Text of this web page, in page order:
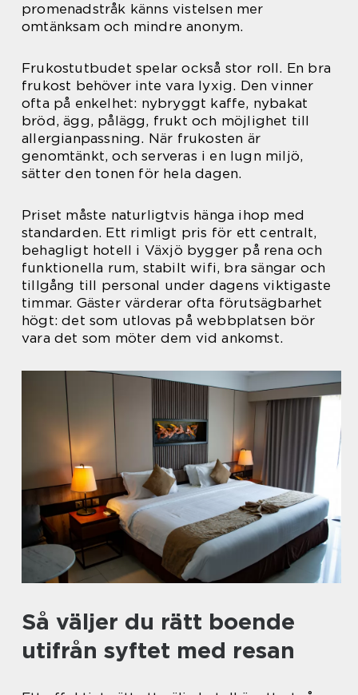
promenadstråk känns vistelsen mer
omtänksam och mindre anonym.
Frukostutbudet spelar också stor roll. En bra
frukost behöver inte vara lyxig. Den vinner
ofta på enkelhet: nybryggt kaffe, nybakat
bröd, ägg, pålägg, frukt och möjlighet till
allergianpassning. När frukosten är
genomtänkt, och serveras i en lugn miljö,
sätter den tonen för hela dagen.
Priset måste naturligtvis hänga ihop med
standarden. Ett rimligt pris för ett centralt,
behagligt hotell i Växjö bygger på rena och
funktionella rum, stabilt wifi, bra sängar och
tillgång till personal under dagens viktigaste
timmar. Gäster värderar ofta förutsägbarhet
högt: det som utlovas på webbplatsen bör
vara det som möter dem vid ankomst.
Så väljer du rätt boende
utifrån syftet med resan